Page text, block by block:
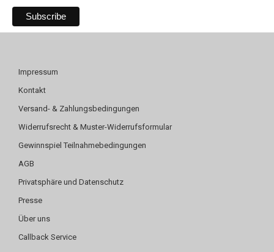
Impressum
Kontakt
Versand- & Zahlungsbedingungen
Widerrufsrecht & Muster-Widerrufsformular
Gewinnspiel Teilnahmebedingungen
AGB
Privatsphäre und Datenschutz
Presse
Über uns
Callback Service